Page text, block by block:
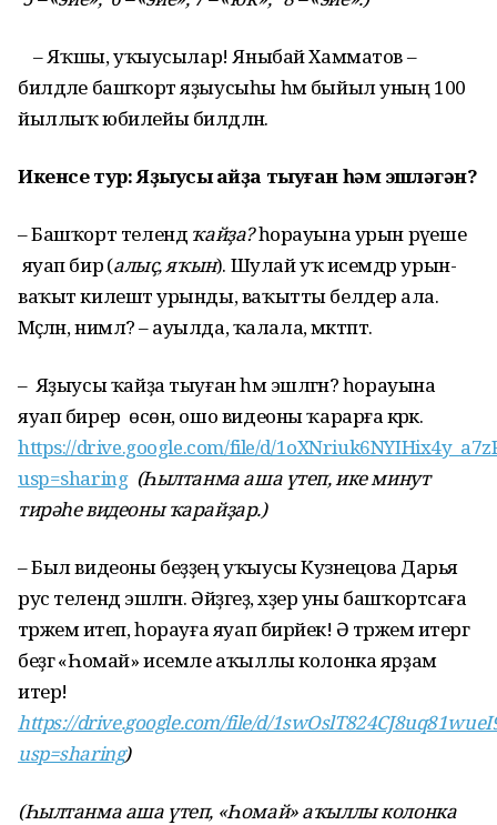
– Яҡшы, уҡыусылар! Яныбай Хамматов –
билдәле башҡорт яҙыусыһы һәм быйыл уның 100
йыллыҡ юбилейы билдәләнә.
Икенсе тур: Яҙыусы ҡайҙа тыуған һәм эшләгән?
– Башҡорт телендә ҡайҙа?һорауына урын рәүеше
яуап бирә (алыҫ, яҡын). Шулай уҡ исемдәр урын-
ваҡыт килештә урынды, ваҡытты белдерә ала.
Мәҫәлән, нимәлә? – ауылда, ҡалала, мәктәптә.
– Яҙыусы ҡайҙа тыуған һәм эшләгән? һорауына
яуап бирер өсөн, ошо видеоны ҡарарға кәрәк.
https://drive.google.com/file/d/
usp=sharing (Һылтанма аша үтеп, ике минут
тирәһе видеоны ҡарайҙар.)
– Был видеоны беҙҙең уҡыусы Кузнецова Дарья
рус телендә эшләгән. Әйҙәгеҙ, хәҙер уны башҡортсаға
тәржемә итеп, һорауға яуап бирәйек! Ә тәржемә итергә
беҙгә «Һомай» исемле аҡыллы колонка ярҙам
итер!
https://drive.google.com/file/d/
usp=sharing)
(Һылтанма аша үтеп, «Һомай» аҡыллы колонка